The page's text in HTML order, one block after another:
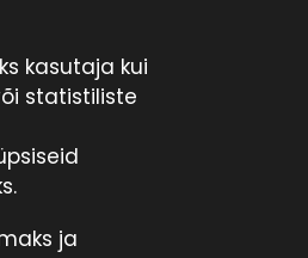
kasutaja kui
statistiliste
ja